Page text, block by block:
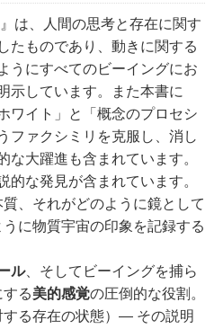
は、人間の思考と存在に関す
たものであり、動きに関する
うにすべてのビーイングにお
示しています。また本書に
ワイト」と「概念のプロセシ
ファクシミリを克服し、消し
な大躍進も含まれています。
的な発見が含まれています。
、それがどのように鏡として
に物質宇宙の印象を記録する
ル、そしてビーイングを捕ら
る美的感覚の圧倒的な役割。
する存在の状態）― その説明